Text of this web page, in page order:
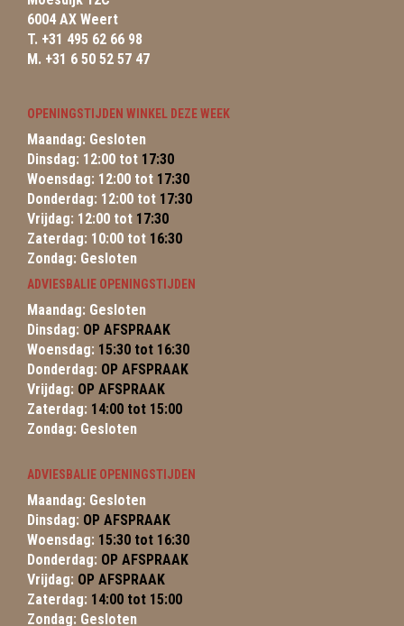
6004 AX Weert
T. +31 495 62 66 98
M. +31 6 50 52 57 47
OPENINGSTIJDEN WINKEL DEZE WEEK
Maandag: Gesloten
Dinsdag: 12:00 tot 17:30
Woensdag: 12:00 tot 17:30
Donderdag: 12:00 tot 17:30
Vrijdag: 12:00 tot 17:30
Zaterdag: 10:00 tot 16:30
Zondag: Gesloten
ADVIESBALIE OPENINGSTIJDEN
Maandag: Gesloten
Dinsdag: OP AFSPRAAK
Woensdag: 15:30 tot 16:30
Donderdag: OP AFSPRAAK
Vrijdag: OP AFSPRAAK
Zaterdag: 14:00 tot 15:00
Zondag: Gesloten
ADVIESBALIE OPENINGSTIJDEN
Maandag: Gesloten
Dinsdag: OP AFSPRAAK
Woensdag: 15:30 tot 16:30
Donderdag: OP AFSPRAAK
Vrijdag: OP AFSPRAAK
Zaterdag: 14:00 tot 15:00
Zondag: Gesloten